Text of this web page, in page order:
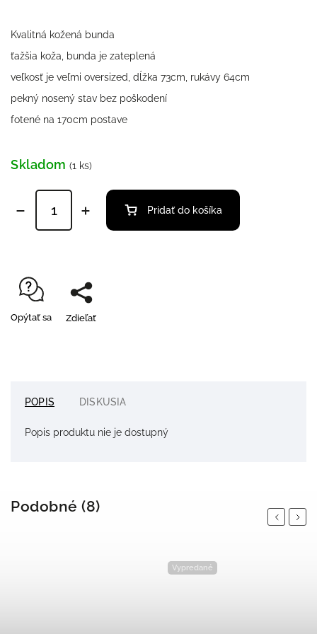
Kvalitná kožená bunda
ťažšia koža, bunda je zateplená
veľkosť je veľmi oversized, dĺžka 73cm, rukávy 64cm
pekný nosený stav bez poškodení
fotené na 170cm postave
Skladom (1 ks)
Pridať do košíka
Opýtať sa Zdieľať
POPIS DISKUSIA
Popis produktu nie je dostupný
Podobné (8)
Previous
Vypredané
Next